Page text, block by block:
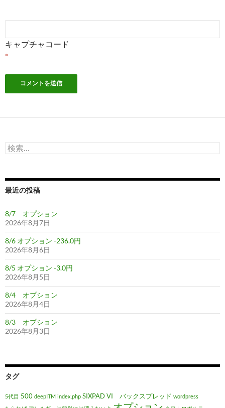
キャプチャコード
*
検
索:
最近の投稿
8/7 オプション
2026年8月7日
8/6 オプション -236.0円
2026年8月6日
8/5 オプション -3.0円
2026年8月5日
8/4 オプション
2026年8月4日
8/3 オプション
2026年8月3日
タグ
5代目 500 deepITM index.php SIXPADVI バックスプレッド wordpress